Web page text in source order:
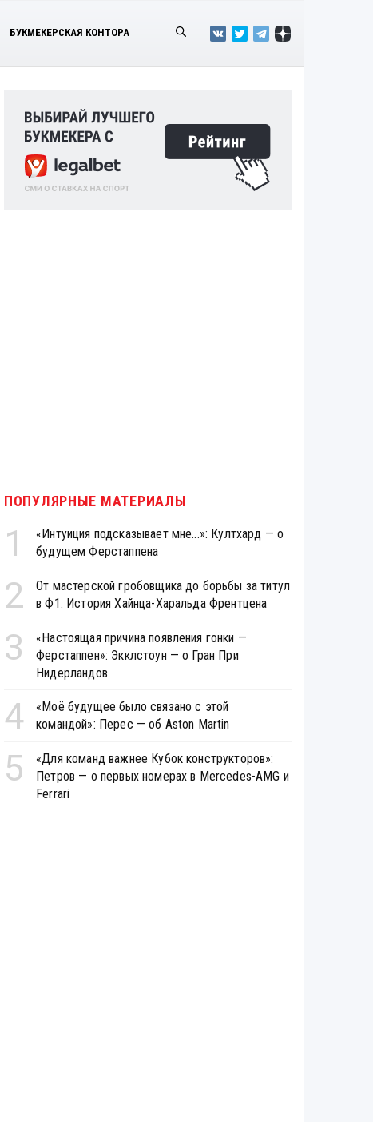
БУКМЕКЕРСКАЯ КОНТОРА
ПОПУЛЯРНЫЕ МАТЕРИАЛЫ
1
«Интуиция подсказывает мне...»: Култхард — о
будущем Ферстаппена
2
От мастерской гробовщика до борьбы за титул
в Ф1. История Хайнца-Харальда Френтцена
3
«Настоящая причина появления гонки —
Ферстаппен»: Экклстоун — о Гран При
Нидерландов
4
«Моё будущее было связано с этой
командой»: Перес — об Aston Martin
5
«Для команд важнее Кубок конструкторов»:
Петров — о первых номерах в Mercedes-AMG и
Ferrari